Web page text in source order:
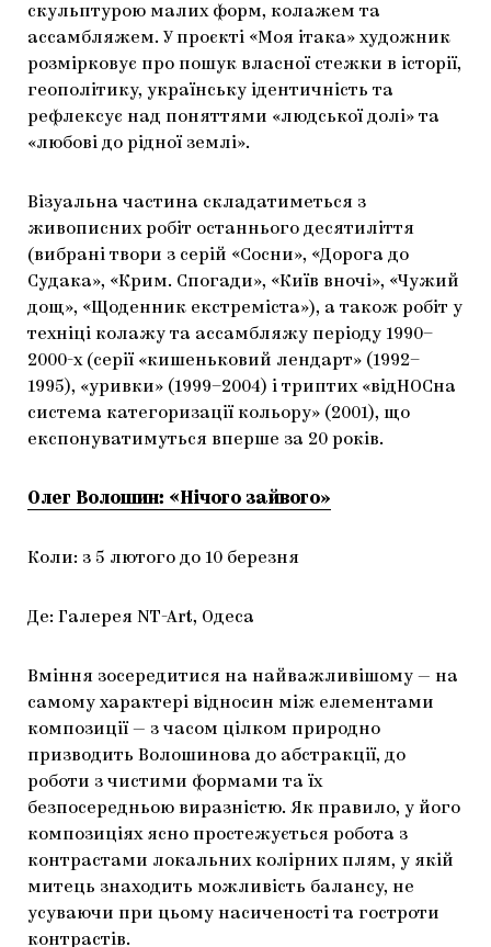
скульптурою малих форм, колажем та
ассамбляжем. У проєкті «Моя ітака» художник
розмірковує про пошук власної стежки в історії,
геополітику, українську ідентичність та
рефлексує над поняттями «людської долі» та
«любові до рідної землі».
Візуальна частина складатиметься з
живописних робіт останнього десятиліття
(вибрані твори з серій «Сосни», «Дорога до
Судака», «Крим. Спогади», «Київ вночі», «Чужий
дощ», «Щоденник екстреміста»), а також робіт у
техніці колажу та ассамбляжу періоду 1990–
2000-х (серії «кишеньковий лендарт» (1992–
1995), «уривки» (1999–2004) і триптих «відНОСна
система категоризації кольору» (2001), що
експонуватимуться вперше за 20 років.
Олег Волошин: «Нічого зайвого»
Коли: з 5 лютого до 10 березня
Де: Галерея NT-Art, Одеса
Вміння зосередитися на найважливішому — на
самому характері відносин між елементами
композиції — з часом цілком природно
призводить Волошинова до абстракції, до
роботи з чистими формами та їх
безпосередньою виразністю. Як правило, у його
композиціях ясно простежується робота з
контрастами локальних колірних плям, у якій
митець знаходить можливість балансу, не
усуваючи при цьому насиченості та гостроти
контрастів.